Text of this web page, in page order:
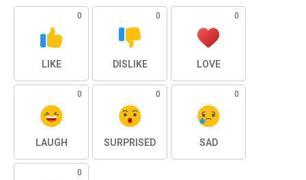
0
LIKE
0
DISLIKE
0
LOVE
0
LAUGH
0
SURPRISED
0
SAD
0